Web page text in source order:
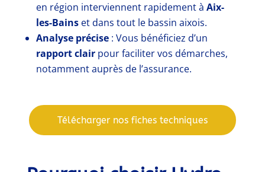
en région interviennent rapidement à Aix-
les-Bainset dans tout le bassin aixois.
Analyse précise: Vous bénéficiez d’un
rapport clairpour faciliter vos démarches,
notamment auprès de l’assurance.
Télécharger nos fiches techniques